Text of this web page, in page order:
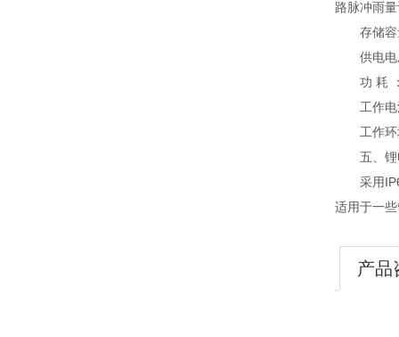
路脉冲雨
存储容
供电电
功 耗 ：
工作电
工作环
五、锂
采用IP68
适用于一
产品